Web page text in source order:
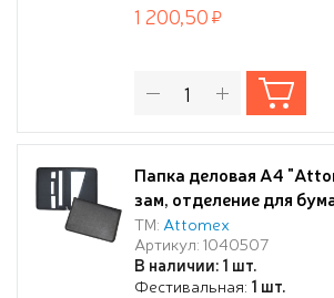
1 200,50
Папка деловая А4
зам, отделение для
черная
ТМ: Attomex
Артикул: 1040507
В наличии: 1 шт.
Фестивальная: 1 шт.